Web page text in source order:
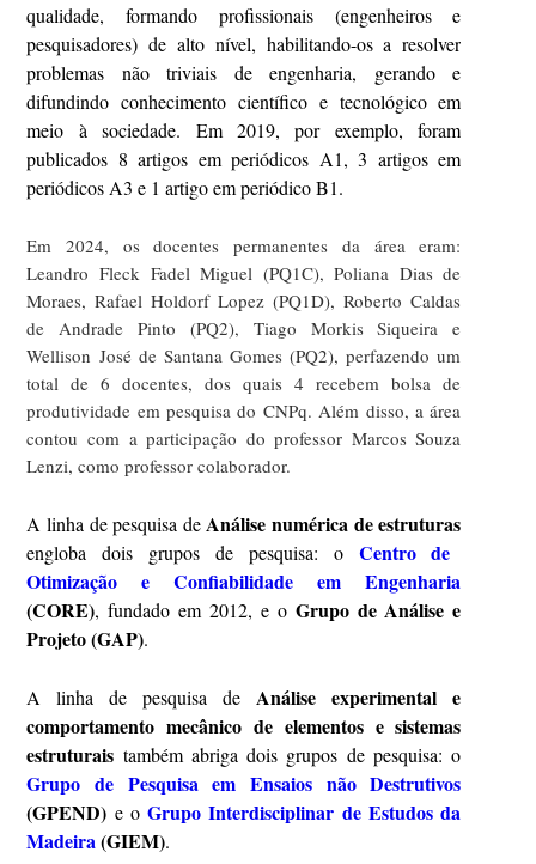
qualidade, formando profissionais (engenheiros e
pesquisadores) de alto nível, habilitando-os a resolver
problemas não triviais de engenharia, gerando e
difundindo conhecimento científico e tecnológico em
meio à sociedade. Em 2019, por exemplo, foram
publicados 8 artigos em periódicos A1, 3 artigos em
periódicos A3 e 1 artigo em periódico B1.
Em 2024, os docentes permanentes da área eram:
Leandro Fleck Fadel Miguel (PQ1C), Poliana Dias de
Moraes, Rafael Holdorf Lopez (PQ1D), Roberto Caldas
de Andrade Pinto (PQ2), Tiago Morkis Siqueira e
Wellison José de Santana Gomes (PQ2), perfazendo um
total de 6 docentes, dos quais 4 recebem bolsa de
produtividade em pesquisa do CNPq. Além disso, a área
contou com a participação do professor Marcos Souza
Lenzi, como professor colaborador.
A linha de pesquisa de Análise numérica de estruturas
engloba dois grupos de pesquisa: o Centro de
Otimização e Confiabilidade em Engenharia
(CORE), fundado em 2012, e o Grupo de Análise e
Projeto (GAP).
A linha de pesquisa de Análise experimental e
comportamento mecânico de elementos e sistemas
estruturais também abriga dois grupos de pesquisa: o
Grupo de Pesquisa em Ensaios não Destrutivos
(GPEND) e oGrupo Interdisciplinar de Estudos da
Madeira(GIEM).